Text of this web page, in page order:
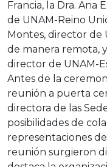
Francia, la Dra. Ana
de UNAM-Reino
Montes, director de
de manera remota,
director de UNAM-
Antes de la
reunión a puerta
directora de las
posibilidades de
representaciones
reunión surgieron